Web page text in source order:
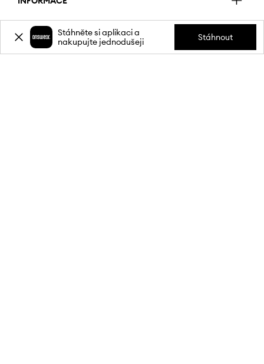
SLUŽBY ZÁKAZNÍKŮM
Stáhněte si aplikaci a
nakupujte jednodušeji
Stáhnout